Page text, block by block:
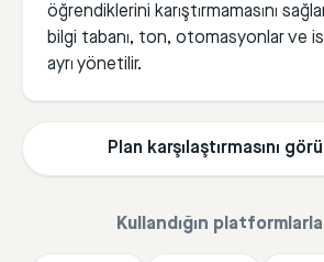
öğrendiklerini karıştırmamasını
bilgi tabanı, ton, otomasyonlar ve
ayrı yönetilir.
Plan karşılaştırmasını
Kullandığın platformlarla